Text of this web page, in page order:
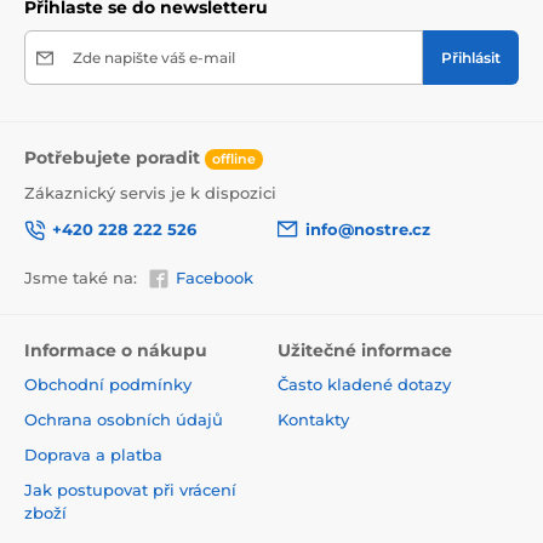
Použitá tisková metoda je ekologická, a proto jsou
přísné normy a mají VOC i GREENGUARD GOLD
certifikaci. Navíc jsou bez obsahu PVC a lepidlo je na
Přihlaste se do newsletteru
Zde napište váš e-mail Přihlásit
Potřebujete poradit offline
Zákaznický servis je k dispozici
+420 228 222 526
info@nostre.cz
Jsme také na: Facebook
Informace o nákupu
Obchodní podmínky
Ochrana osobních údajů
Doprava a platba
Jak postupovat při vrácení
zboží
Užitečné informace
Často kladené dotazy
Kontakty